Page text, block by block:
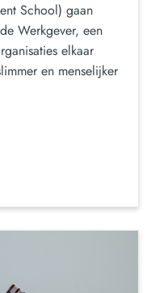
School) gaan
Werkgever, een
elkaar
en menselijker